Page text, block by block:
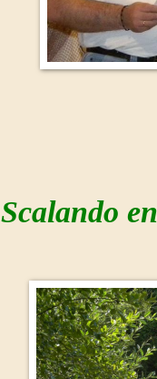
Scalando